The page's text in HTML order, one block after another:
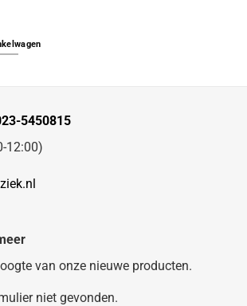
5450815
12:00)
van onze nieuwe producten.
niet gevonden.